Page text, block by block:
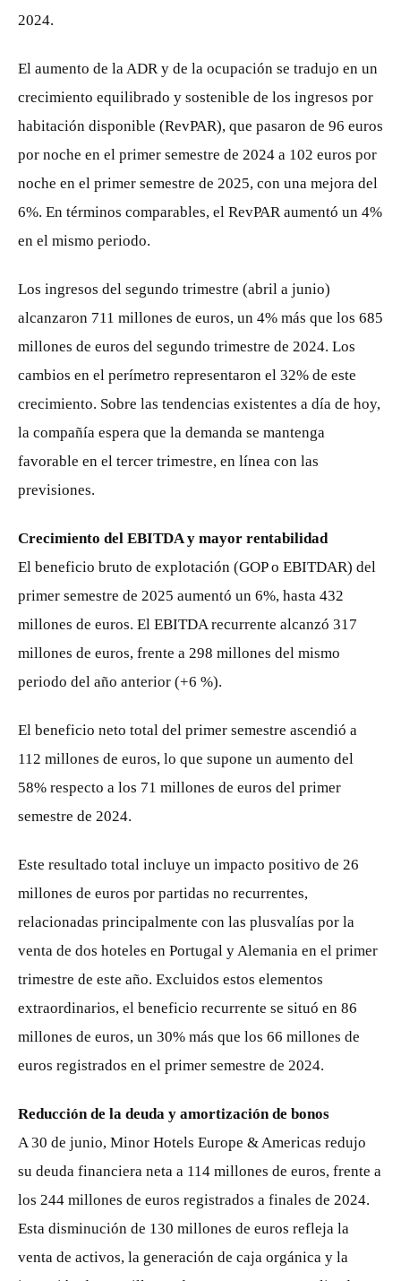
2024.
El aumento de la ADR y de la ocupación se tradujo en un
crecimiento equilibrado y sostenible de los ingresos por
habitación disponible (RevPAR), que pasaron de 96 euros
por noche en el primer semestre de 2024 a 102 euros por
noche en el primer semestre de 2025, con una mejora del
6%. En términos comparables, el RevPAR aumentó un 4%
en el mismo periodo.
Los ingresos del segundo trimestre (abril a junio)
alcanzaron 711 millones de euros, un 4% más que los 685
millones de euros del segundo trimestre de 2024. Los
cambios en el perímetro representaron el 32% de este
crecimiento. Sobre las tendencias existentes a día de hoy,
la compañía espera que la demanda se mantenga
favorable en el tercer trimestre, en línea con las
previsiones.
Crecimiento del EBITDA y mayor rentabilidad
El beneficio bruto de explotación (GOP o EBITDAR) del
primer semestre de 2025 aumentó un 6%, hasta 432
millones de euros. El EBITDA recurrente alcanzó 317
millones de euros, frente a 298 millones del mismo
periodo del año anterior (+6 %).
El beneficio neto total del primer semestre ascendió a
112 millones de euros, lo que supone un aumento del
58% respecto a los 71 millones de euros del primer
semestre de 2024.
Este resultado total incluye un impacto positivo de 26
millones de euros por partidas no recurrentes,
relacionadas principalmente con las plusvalías por la
venta de dos hoteles en Portugal y Alemania en el primer
trimestre de este año. Excluidos estos elementos
extraordinarios, el beneficio recurrente se situó en 86
millones de euros, un 30% más que los 66 millones de
euros registrados en el primer semestre de 2024.
Reducción de la deuda y amortización de bonos
A 30 de junio, Minor Hotels Europe & Americas redujo
su deuda financiera neta a 114 millones de euros, frente a
los 244 millones de euros registrados a finales de 2024.
Esta disminución de 130 millones de euros refleja la
venta de activos, la generación de caja orgánica y la